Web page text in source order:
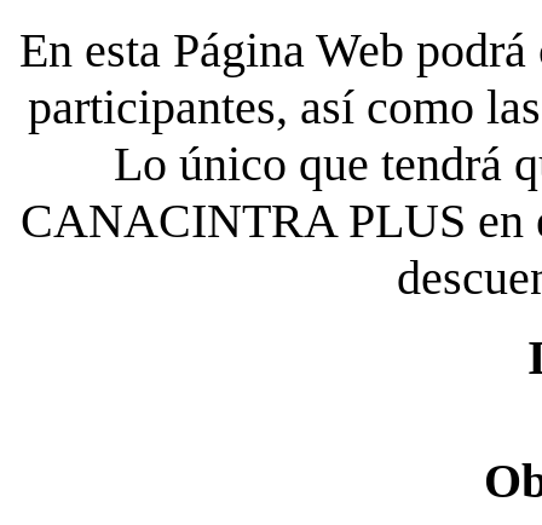
En esta Página Web
participantes, así como
Lo único que tendrá
CANACINTRA PLUS en